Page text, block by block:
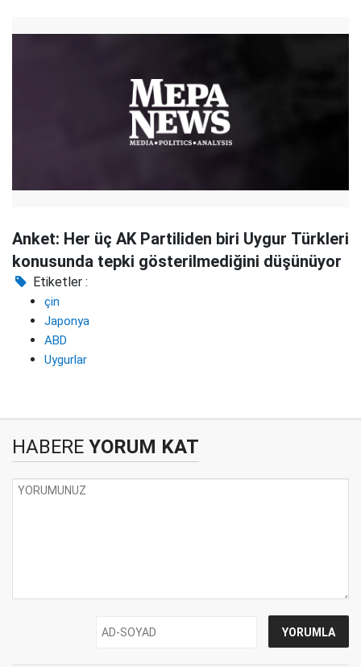
Anket: Her üç AK Partiliden biri Uygur Türkleri
konusunda tepki gösterilmediğini düşünüyor
Etiketler :
çin
Japonya
ABD
Uygurlar
HABERE YORUM KAT